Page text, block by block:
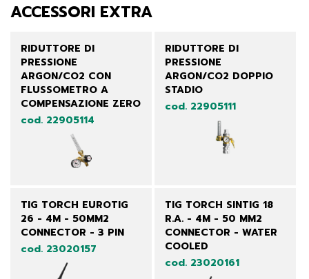
ACCESSORI EXTRA
RIDUTTORE DI
PRESSIONE
ARGON/CO2 CON
FLUSSOMETRO A
COMPENSAZIONE ZERO
cod. 22905114
RIDUTTORE DI
PRESSIONE
ARGON/CO2 DOPPIO
STADIO
cod. 22905111
TIG TORCH EUROTIG
26 - 4M - 50MM2
CONNECTOR - 3 PIN
cod. 23020157
TIG TORCH SINTIG 18
R.A. - 4M - 50 MM2
CONNECTOR - WATER
COOLED
cod. 23020161